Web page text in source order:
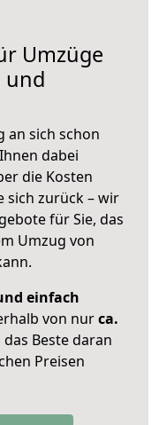
Umzüge
und
an sich schon
dabei
die Kosten
sich zurück – wir
für Sie, das
Umzug von
einfach
von nurca.
Beste daran
Preisen